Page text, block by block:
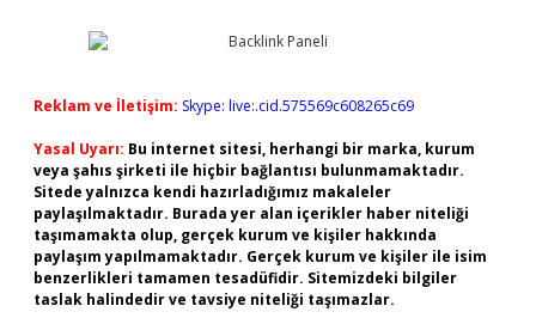
Reklam ve İletişim: Skype: live:.cid.575569c608265c69
Yasal Uyarı: Bu internet sitesi, herhangi bir marka, kurum
veya şahıs şirketi ile hiçbir bağlantısı bulunmamaktadır.
Sitede yalnızca kendi hazırladığımız makaleler
paylaşılmaktadır. Burada yer alan içerikler haber niteliği
taşımamakta olup, gerçek kurum ve kişiler hakkında
paylaşım yapılmamaktadır. Gerçek kurum ve kişiler ile isim
benzerlikleri tamamen tesadüfidir. Sitemizdeki bilgiler
taslak halindedir ve tavsiye niteliği taşımazlar.